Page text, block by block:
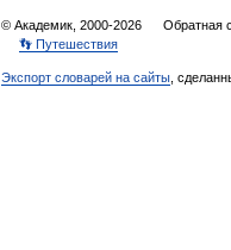
© Академик, 2000-2026 Обратная
👣 Путешествия
Экспорт словарей на сайты ,